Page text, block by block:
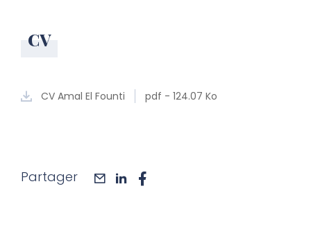
CV
CV Amal El Founti pdf - 124.07 Ko
Partager maillinkedin